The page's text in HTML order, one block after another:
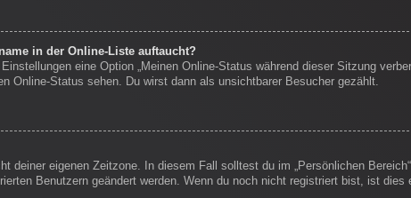
in der Online-Liste auftaucht?
eine Option „Meinen Online-Status während dieser Sitzung
Online-Status sehen. Du wirst dann als unsichtbarer Besucher gezählt.
deiner eigenen Zeitzone. In diesem Fall solltest du im „Persönlichen
Benutzern geändert werden. Wenn du noch nicht registriert bist, ist dies